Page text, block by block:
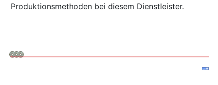
Produktionsmethoden bei diesem Dienstleister.